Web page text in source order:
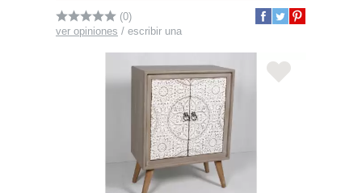
(0)
ver opiniones / escribir una